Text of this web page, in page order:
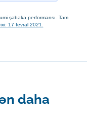
şəbəkə performansı. Tam
17 fevral 2021.
daha